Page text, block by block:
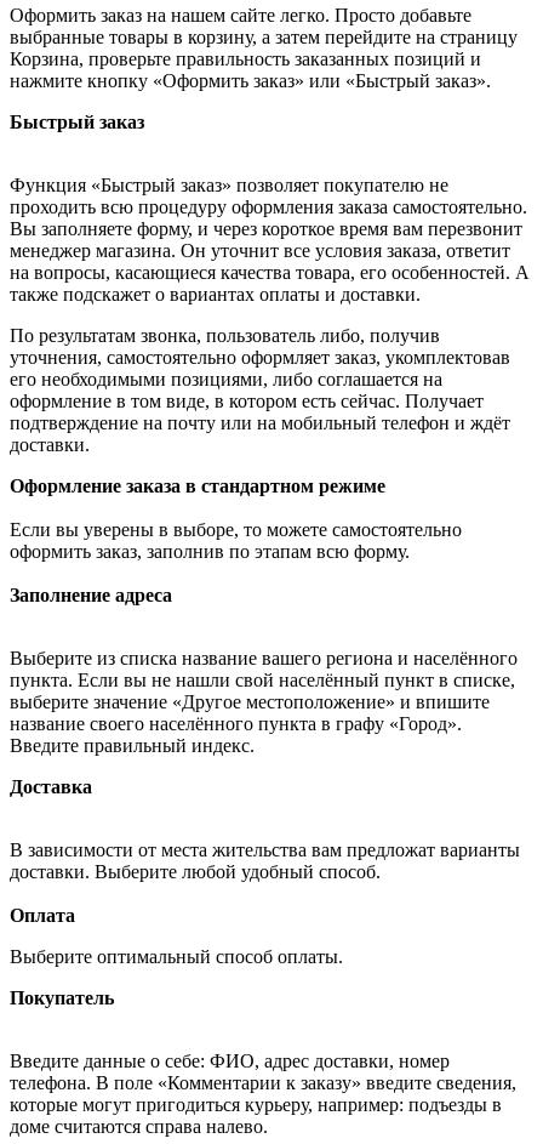
Оформить заказ на нашем сайте легко. Просто добавьте
выбранные товары в корзину, а затем перейдите на страницу
Корзина, проверьте правильность заказанных позиций и
нажмите кнопку «Оформить заказ» или «Быстрый заказ».
Быстрый заказ
Функция «Быстрый заказ» позволяет покупателю не
проходить всю процедуру оформления заказа самостоятельно.
Вы заполняете форму, и через короткое время вам перезвонит
менеджер магазина. Он уточнит все условия заказа, ответит
на вопросы, касающиеся качества товара, его особенностей. А
также подскажет о вариантах оплаты и доставки.
По результатам звонка, пользователь либо, получив
уточнения, самостоятельно оформляет заказ, укомплектовав
его необходимыми позициями, либо соглашается на
оформление в том виде, в котором есть сейчас. Получает
подтверждение на почту или на мобильный телефон и ждёт
доставки.
Оформление заказа в стандартном режиме
Если вы уверены в выборе, то можете самостоятельно
оформить заказ, заполнив по этапам всю форму.
Заполнение адреса
Выберите из списка название вашего региона и населённого
пункта. Если вы не нашли свой населённый пункт в списке,
выберите значение «Другое местоположение» и впишите
название своего населённого пункта в графу «Город».
Введите правильный индекс.
Доставка
В зависимости от места жительства вам предложат варианты
доставки. Выберите любой удобный способ.
Оплата
Выберите оптимальный способ оплаты.
Покупатель
Введите данные о себе: ФИО, адрес доставки, номер
телефона. В поле «Комментарии к заказу» введите сведения,
которые могут пригодиться курьеру, например: подъезды в
доме считаются справа налево.